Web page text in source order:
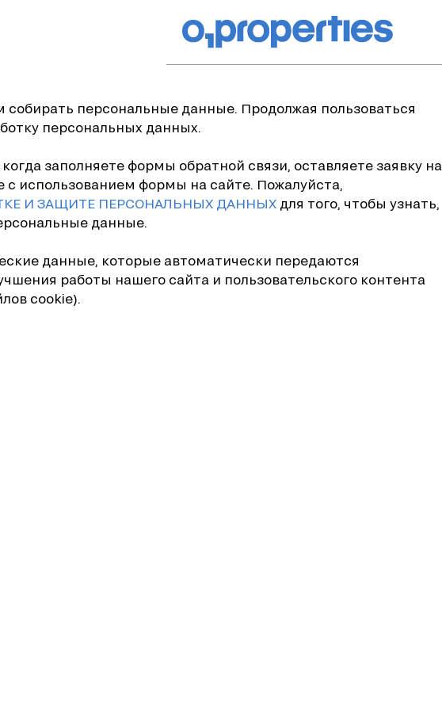
персональные данные. Продолжая пользоваться
персональных данных.
заполняете формы обратной связи, оставляете заявку на
с использованием формы на сайте. Пожалуйста,
И ЗАЩИТЕ ПЕРСОНАЛЬНЫХ ДАННЫХ для того, чтобы узнать,
данные.
данные, которые автоматически передаются
работы нашего сайта и пользовательского контента
cookie).